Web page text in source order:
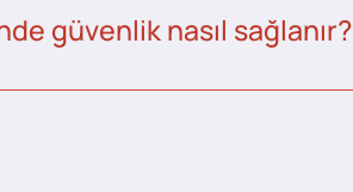
güvenlik nasıl sağlanır?